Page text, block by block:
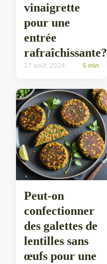
vinaigrette
pour une
entrée
rafraîchissante?
27 août 2024 5 min
Peut-on
confectionner
des galettes de
lentilles sans
œufs pour une